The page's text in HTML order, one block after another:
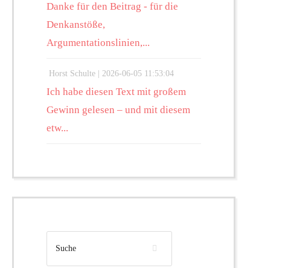
Danke für den Beitrag - für die
Denkanstöße,
Argumentationslinien,...
Horst Schulte | 2026-06-05 11:53:04
Ich habe diesen Text mit großem
Gewinn gelesen – und mit diesem
etw...